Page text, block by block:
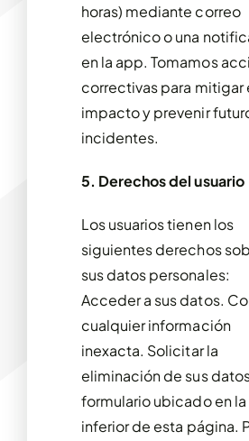
horas) mediante correo
electrónico o una
en la app.Tomamos
correctivas para mitigar
impacto y prevenir
incidentes.
5. Derechos del usuario
Los usuarios tienen los
siguientes derechos
sus datos personales:
Acceder a sus datos.
cualquier información
inexacta. Solicitar la
eliminación de sus
formulario ubicado en
inferior de esta página.